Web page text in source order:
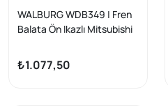
WALBURG WDB349 | Fren
Balata Ön Ikazlı Mitsubishi
Lancer 2.0 2007-/ Lancer
1.8 2007-/ Asx 1.6 16 Jant
₺1.077,50